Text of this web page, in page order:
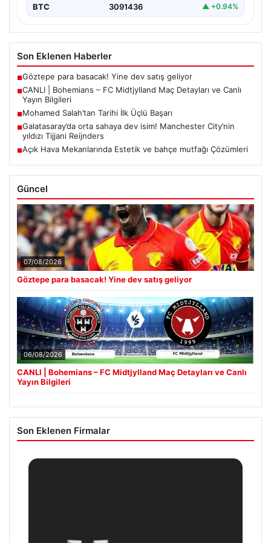
BTC 3091436 ▲ +0.94%
Son Eklenen Haberler
■Göztepe para basacak! Yine dev satış geliyor
■CANLI | Bohemians – FC Midtjylland Maç Detayları ve Canlı
Yayın Bilgileri
■Mohamed Salah’tan Tarihi İlk Üçlü Başarı
■Galatasaray’da orta sahaya dev isim! Manchester City’nin
yıldızı Tijjani Reijnders
■Açık Hava Mekanlarında Estetik ve bahçe mutfağı Çözümleri
Güncel
07/08/2026
Göztepe para basacak! Yine dev satış geliyor
06/08/2026
CANLI | Bohemians – FC Midtjylland Maç Detayları ve Canlı
Yayın Bilgileri
Son Eklenen Firmalar